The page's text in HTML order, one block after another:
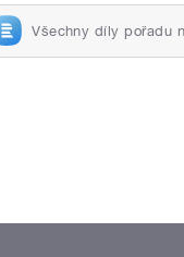
Všechny díly pořadu